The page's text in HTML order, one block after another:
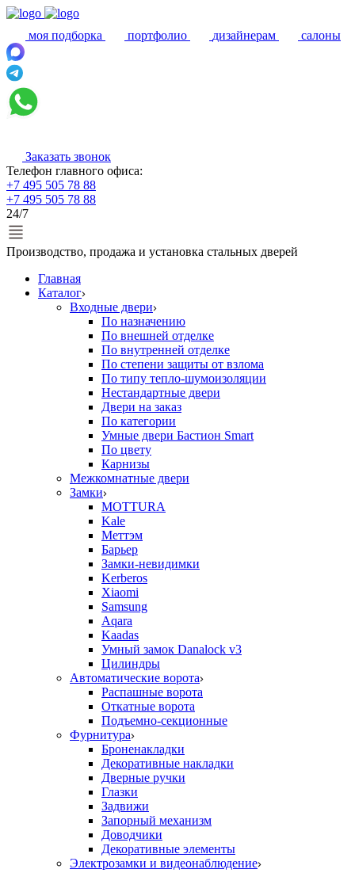
моя подборка портфолио дизайнерам салоны
Заказать звонок
Телефон главного офиса:
+7 495 505 78 88
+7 495 505 78 88
24/7
Производство, продажа и установка стальных дверей
Главная
Каталог
Входные двери
По назначению
По внешней отделке
По внутренней отделке
По степени защиты от взлома
По типу тепло-шумоизоляции
Нестандартные двери
Двери на заказ
По категории
Умные двери Бастион Smart
По цвету
Карнизы
Межкомнатные двери
Замки
MOTTURA
Kale
Меттэм
Барьер
Замки-невидимки
Kerberos
Xiaomi
Samsung
Aqara
Kaadas
Умный замок Danalock v3
Цилиндры
Автоматические ворота
Распашные ворота
Откатные ворота
Подъемно-секционные
Фурнитура
Броненакладки
Декоративные накладки
Дверные ручки
Глазки
Задвижи
Запорный механизм
Доводчики
Декоративные элементы
Электрозамки и видеонаблюдение